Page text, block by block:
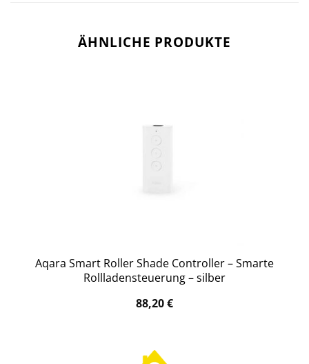
ÄHNLICHE PRODUKTE
Aqara Smart Roller Shade Controller – Smarte
Rollladensteuerung – silber
88,20€